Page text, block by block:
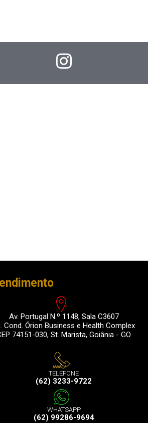
Av. Portugal N.º 1148, Sala C3607
Cond. Órion Business e Health Complex
74151-030, St. Marista, Goiânia - GO
TELEFONE
(62) 3233-9722
WHATSAPP
(62) 99286-9694